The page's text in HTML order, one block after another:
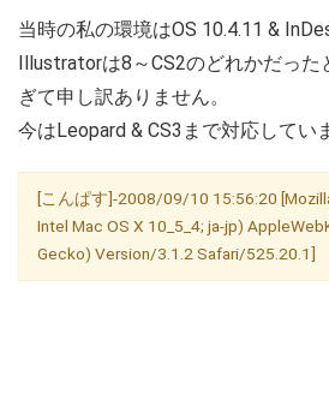
当時の私の環境はOS 10.4.11 &
Illustratorは8～CS2のどれかだった
ぎて申し訳ありません。
今はLeopard & CS3まで対応してい
[こんぱす]-2008/09/10 15:56:20
Intel Mac OS X 10_5_4; ja-jp)
Gecko) Version/3.1.2 Safari/525.20.1]